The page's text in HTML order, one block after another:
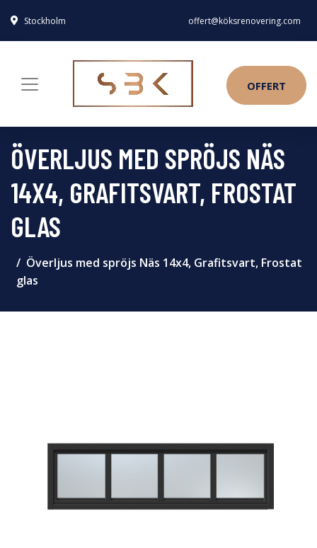
Stockholm offert@köksrenovering.com
OFFERT
ÖVERLJUS MED SPRÖJS NÄS
14X4, GRAFITSVART, FROSTAT
GLAS
Överljus med spröjs Näs 14x4, Grafitsvart, Frostat
glas